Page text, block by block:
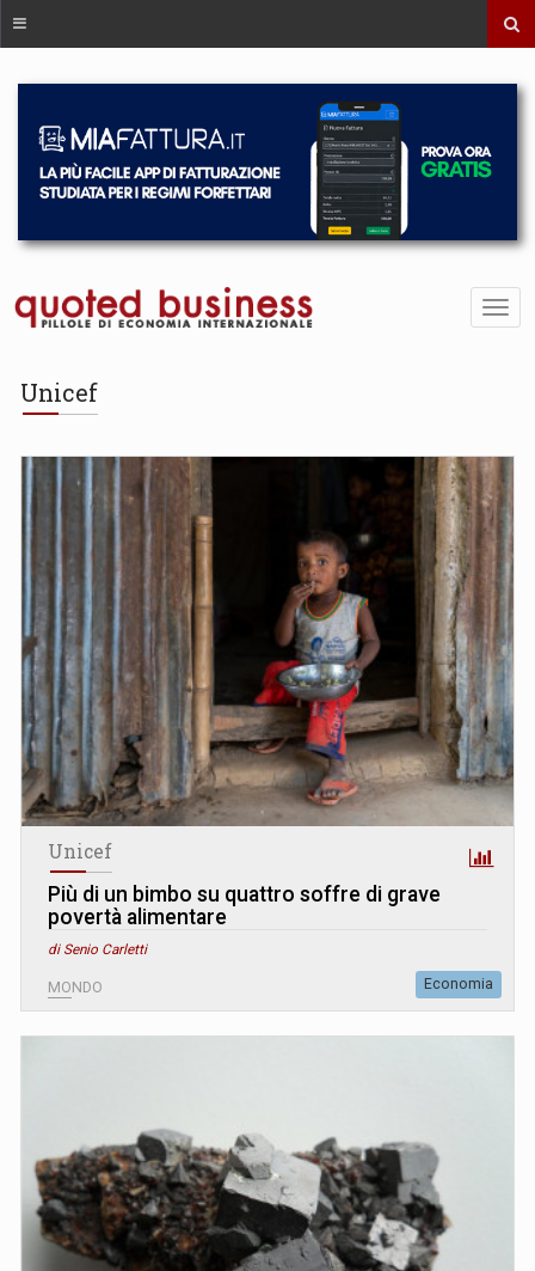
Unicef
Unicef
Più di un bimbo su quattro soffre di grave
povertà alimentare
di Senio Carletti
MONDO Economia